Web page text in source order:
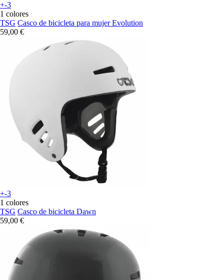
+-3
1 colores
TSG Casco de bicicleta para mujer Evolution
59,00 €
+-3
1 colores
TSG Casco de bicicleta Dawn
59,00 €